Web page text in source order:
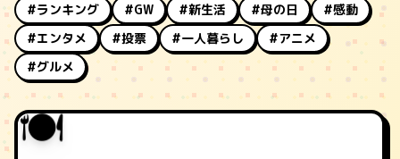
#ランキング #GW #新生活 #母の日
#感動
#エンタメ
#投票 #一人暮らし
#アニメ
#グルメ
🍽️